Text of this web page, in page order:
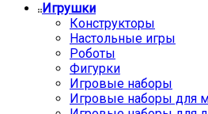
Игрушки
Конструкторы
Настольные игры
Роботы
Фигурки
Игровые наборы
Игровые наборы для